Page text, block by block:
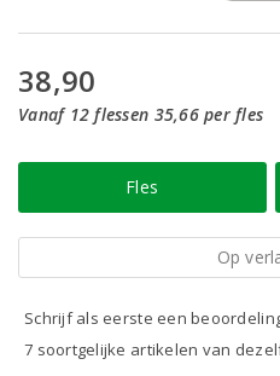
38,90
Vanaf 12 flessen 35,66 per fles
Fles
Op
Schrijf als eerste een
7 soortgelijke artikelen van